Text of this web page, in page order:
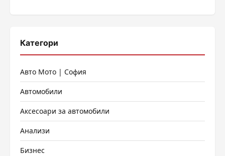
Категори
Авто Мото | София
Автомобили
Аксесоари за автомобили
Анализи
Бизнес